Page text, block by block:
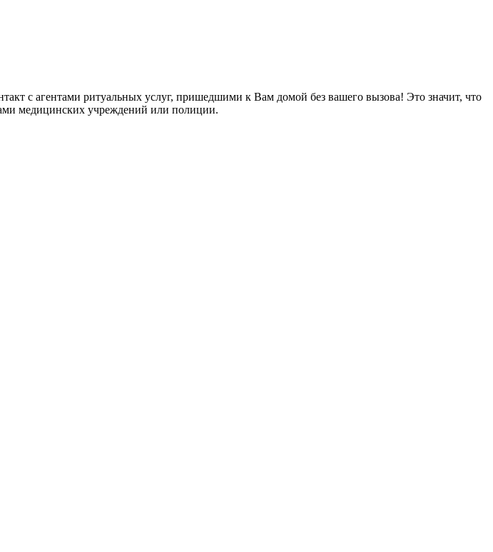
с агентами ритуальных услуг, пришедшими к Вам домой без вашего вызова! Это значит, что
медицинских учреждений или полиции.